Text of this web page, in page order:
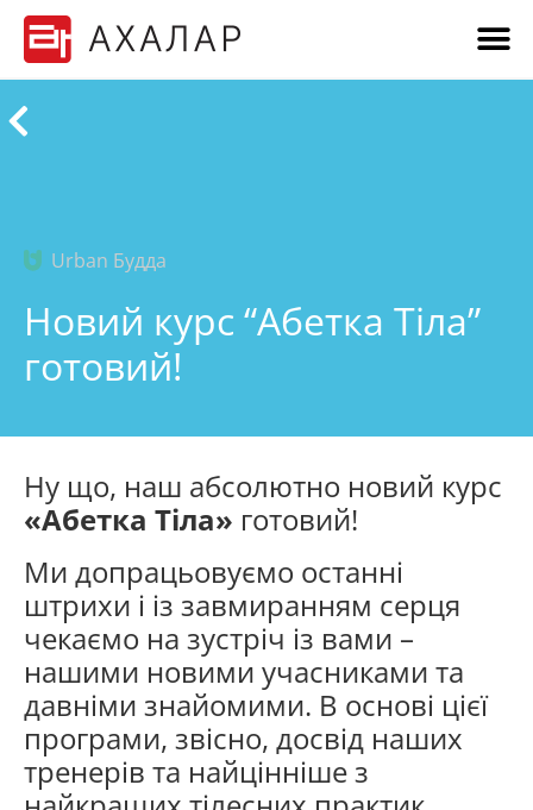
Urban Будда
Новий курс “Абетка Тіла”
готовий!
Ну що, наш абсолютно новий курс
«Абетка Тіла» готовий!
Ми допрацьовуємо останні
штрихи і із завмиранням серця
чекаємо на зустріч із вами –
нашими новими учасниками та
давніми знайомими. В основі цієї
програми, звісно, досвід наших
тренерів та найцінніше з